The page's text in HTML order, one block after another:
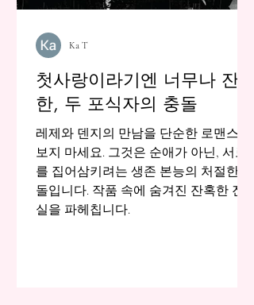
첫사랑이라기엔 너무나 잔급
한, 두 포식자의 충돌
레제와 덴지의 만남을 단순한 로맨스로
보지 마세요. 그것은 순애가 아닌, 서로
를 집어삼키려는 생존 본능의 처절한 충
돌입니다. 작품 속에 숨겨진 잔혹한 진
실을 파헤칩니다.
Ka T